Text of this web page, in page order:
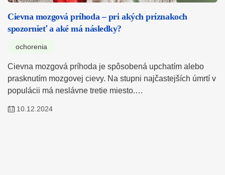
Cievna mozgová príhoda – pri akých príznakoch
spozornieť a aké má následky?
ochorenia
Cievna mozgová príhoda je spôsobená upchatím alebo
prasknutím mozgovej cievy. Na stupni najčastejších úmrtí v
populácii má neslávne tretie miesto.…
10.12.2024